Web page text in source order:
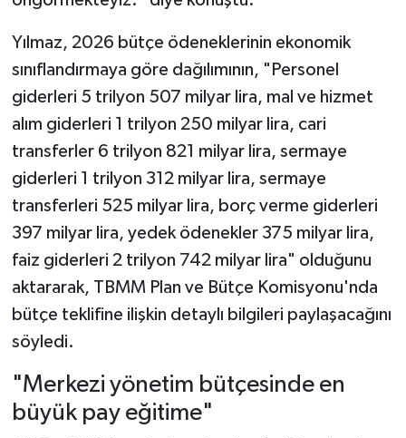
Yılmaz, 2026 bütçe ödeneklerinin ekonomik
sınıflandırmaya göre dağılımının, "Personel
giderleri 5 trilyon 507 milyar lira, mal ve hizmet
alım giderleri 1 trilyon 250 milyar lira, cari
transferler 6 trilyon 821 milyar lira, sermaye
giderleri 1 trilyon 312 milyar lira, sermaye
transferleri 525 milyar lira, borç verme giderleri
397 milyar lira, yedek ödenekler 375 milyar lira,
faiz giderleri 2 trilyon 742 milyar lira" olduğunu
aktararak, TBMM Plan ve Bütçe Komisyonu'nda
bütçe teklifine ilişkin detaylı bilgileri paylaşacağını
söyledi.
"Merkezi yönetim bütçesinde en
büyük pay eğitime"